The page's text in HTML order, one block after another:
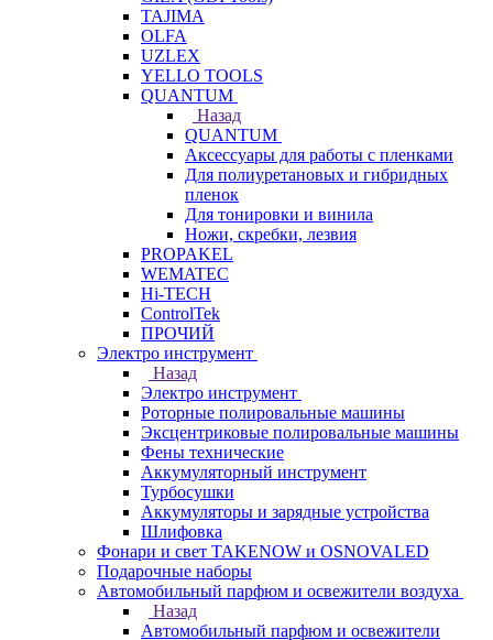
TAJIMA
OLFA
UZLEX
YELLO TOOLS
QUANTUM
Назад
QUANTUM
Аксессуары для работы с пленками
Для полиуретановых и гибридных
пленок
Для тонировки и винила
Ножи, скребки, лезвия
PROPAKEL
WEMATEC
Hi-TECH
ControlTek
ПРОЧИЙ
Электро инструмент
Назад
Электро инструмент
Роторные полировальные машины
Эксцентриковые полировальные машины
Фены технические
Аккумуляторный инструмент
Турбосушки
Аккумуляторы и зарядные устройства
Шлифовка
Фонари и свет TAKENOW и OSNOVALED
Подарочные наборы
Автомобильный парфюм и освежители воздуха
Назад
Автомобильный парфюм и освежители